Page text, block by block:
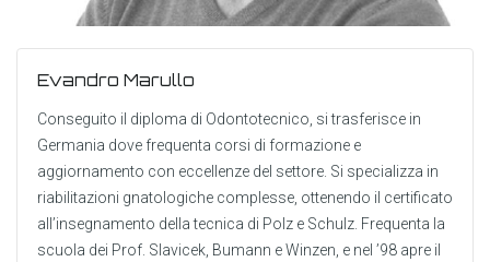
Evandro Marullo
Conseguito il diploma di Odontotecnico, si trasferisce in
Germania dove frequenta corsi di formazione e
aggiornamento con eccellenze del settore. Si specializza in
riabilitazioni gnatologiche complesse, ottenendo il certificato
all’insegnamento della tecnica di Polz e Schulz. Frequenta la
scuola dei Prof. Slavicek, Bumann e Winzen, e nel ’98 apre il